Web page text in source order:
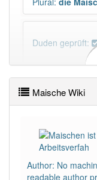
Duden geprüft:
PowerIndex:13
Häufigkeit: 2
Wörter mit
Maische Wiki
Author: No
readable author